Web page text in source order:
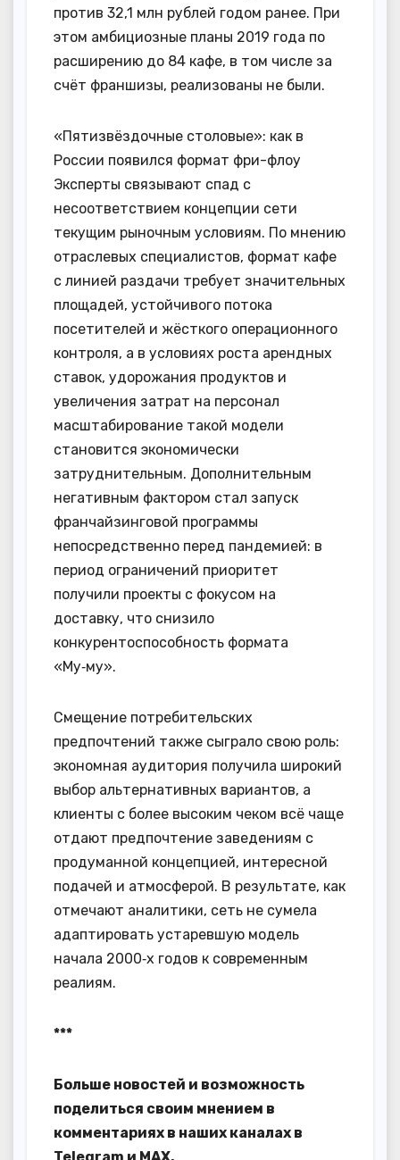
против 32,1 млн рублей годом ранее. При
этом амбициозные планы 2019 года по
расширению до 84 кафе, в том числе за
счёт франшизы, реализованы не были.
«Пятизвёздочные столовые»: как в
России появился формат фри-флоу
Эксперты связывают спад с
несоответствием концепции сети
текущим рыночным условиям. По мнению
отраслевых специалистов, формат кафе
с линией раздачи требует значительных
площадей, устойчивого потока
посетителей и жёсткого операционного
контроля, а в условиях роста арендных
ставок, удорожания продуктов и
увеличения затрат на персонал
масштабирование такой модели
становится экономически
затруднительным. Дополнительным
негативным фактором стал запуск
франчайзинговой программы
непосредственно перед пандемией: в
период ограничений приоритет
получили проекты с фокусом на
доставку, что снизило
конкурентоспособность формата
«Му‑му».
Смещение потребительских
предпочтений также сыграло свою роль:
экономная аудитория получила широкий
выбор альтернативных вариантов, а
клиенты с более высоким чеком всё чаще
отдают предпочтение заведениям с
продуманной концепцией, интересной
подачей и атмосферой. В результате, как
отмечают аналитики, сеть не сумела
адаптировать устаревшую модель
начала 2000‑х годов к современным
реалиям.
***
Больше новостей и возможность
поделиться своим мнением в
комментариях в наших каналах в
Telegram и MAX.